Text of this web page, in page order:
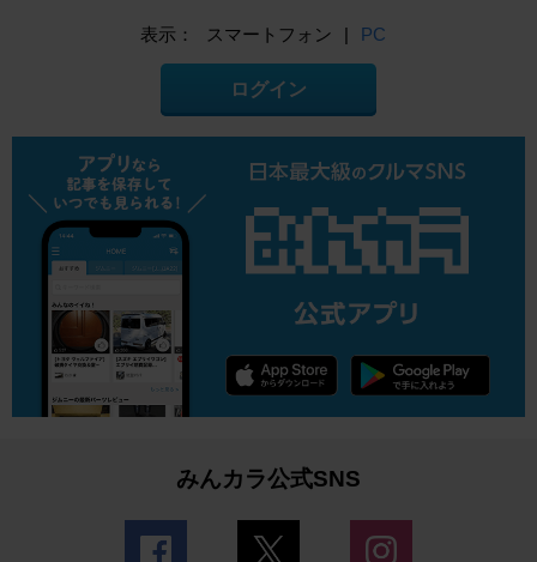
表示： スマートフォン | PC
ログイン
みんカラ公式SNS